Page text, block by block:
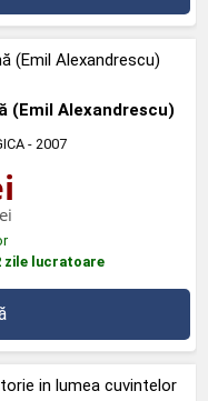
(Emil Alexandrescu)
- 2007
zile lucratoare